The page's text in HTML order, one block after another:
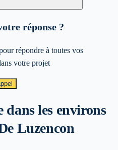
réponse ?
répondre à toutes vos
votre projet
dans les environs
Luzencon